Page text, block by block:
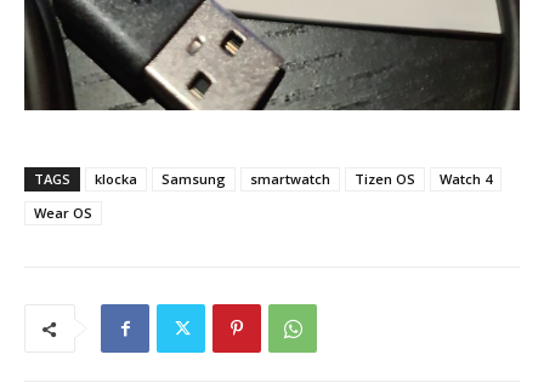
TAGS klocka Samsung smartwatch Tizen OS
Watch 4
Wear OS